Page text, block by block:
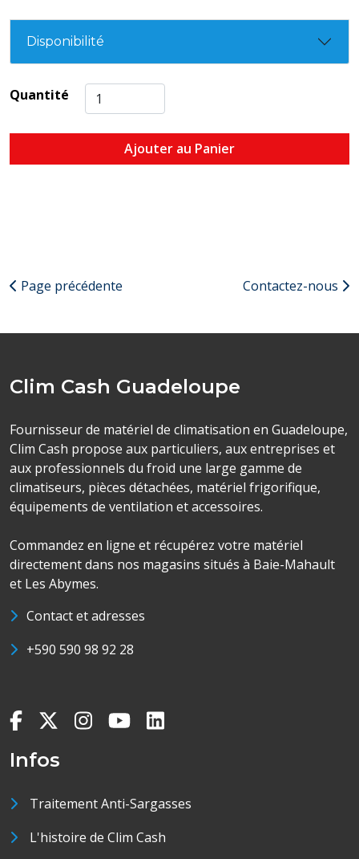
Disponibilité
Quantité
Ajouter au Panier
Page précédente Contactez-nous
Clim Cash Guadeloupe
Fournisseur de matériel de climatisation en Guadeloupe,
Clim Cash propose aux particuliers, aux entreprises et
aux professionnels du froid une large gamme de
climatiseurs, pièces détachées, matériel frigorifique,
équipements de ventilation et accessoires.
Commandez en ligne et récupérez votre matériel
directement dans nos magasins situés à Baie-Mahault
et Les Abymes.
Contact et adresses
+590 590 98 92 28
Infos
Traitement Anti-Sargasses
L'histoire de Clim Cash